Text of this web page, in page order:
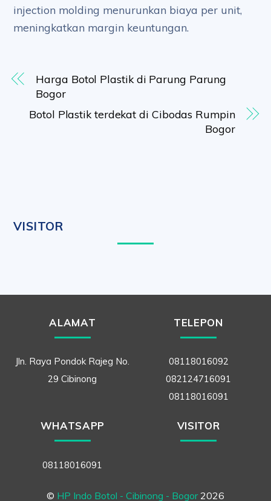
injection molding menurunkan biaya per unit,
meningkatkan margin keuntungan.
Harga Botol Plastik di Parung Parung
Bogor
Botol Plastik terdekat di Cibodas Rumpin
Bogor
VISITOR
ALAMAT
Jln. Raya Pondok Rajeg No.
29 Cibinong
TELEPON
08118016092
082124716091
08118016091
WHATSAPP
08118016091
VISITOR
© HP Indo Botol - Cibinong - Bogor2026